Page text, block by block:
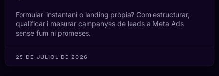
Formulari instantani o landing pròpia? Com estructurar,
qualificar i mesurar campanyes de leads a Meta Ads
sense fum ni promeses.
25 DE JULIOL DE 2026